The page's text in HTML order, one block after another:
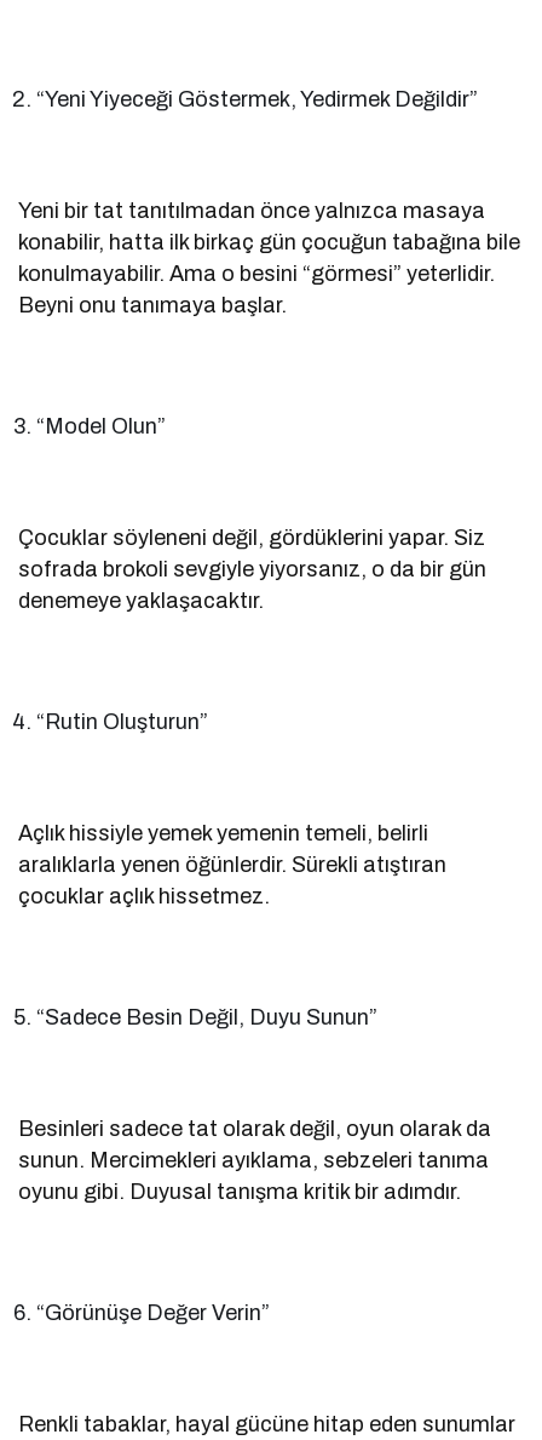
“Yeni Yiyeceği Göstermek, Yedirmek Değildir”
Yeni bir tat tanıtılmadan önce yalnızca masaya
konabilir, hatta ilk birkaç gün çocuğun tabağına bile
konulmayabilir. Ama o besini “görmesi” yeterlidir.
Beyni onu tanımaya başlar.
“Model Olun”
Çocuklar söyleneni değil, gördüklerini yapar. Siz
sofrada brokoli sevgiyle yiyorsanız, o da bir gün
denemeye yaklaşacaktır.
“Rutin Oluşturun”
Açlık hissiyle yemek yemenin temeli, belirli
aralıklarla yenen öğünlerdir. Sürekli atıştıran
çocuklar açlık hissetmez.
“Sadece Besin Değil, Duyu Sunun”
Besinleri sadece tat olarak değil, oyun olarak da
sunun. Mercimekleri ayıklama, sebzeleri tanıma
oyunu gibi. Duyusal tanışma kritik bir adımdır.
“Görünüşe Değer Verin”
Renkli tabaklar, hayal gücüne hitap eden sunumlar